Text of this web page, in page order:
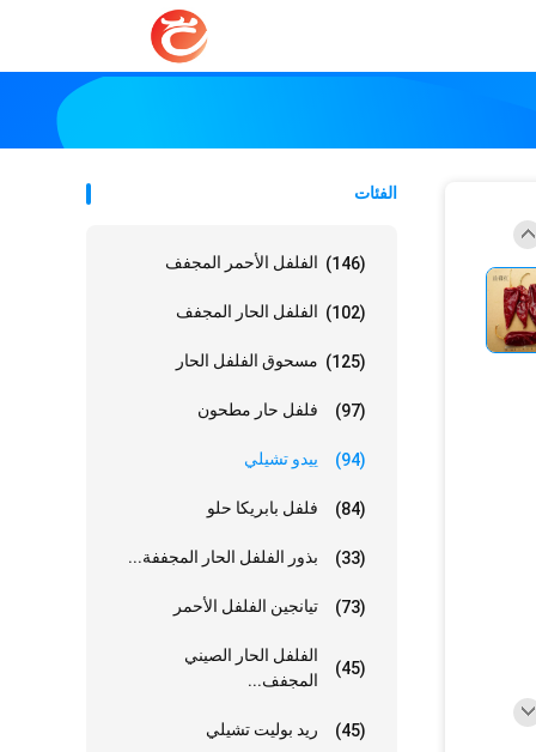
الفئات
الفلفل الأحمر المجفف (146)
الفلفل الحار المجفف (102)
مسحوق الفلفل الحار (125)
فلفل حار مطحون (97)
ييدو تشيلي (94)
فلفل بابريكا حلو (84)
بذور الفلفل الحار المجففة... (33)
تيانجين الفلفل الأحمر (73)
الفلفل الحار الصيني
المجفف...
(45)
ريد بوليت تشيلي (45)